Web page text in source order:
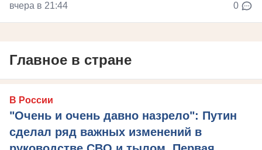
вчера в 21:44 0
Главное в стране
В России
"Очень и очень давно назрело": Путин
сделал ряд важных изменений в